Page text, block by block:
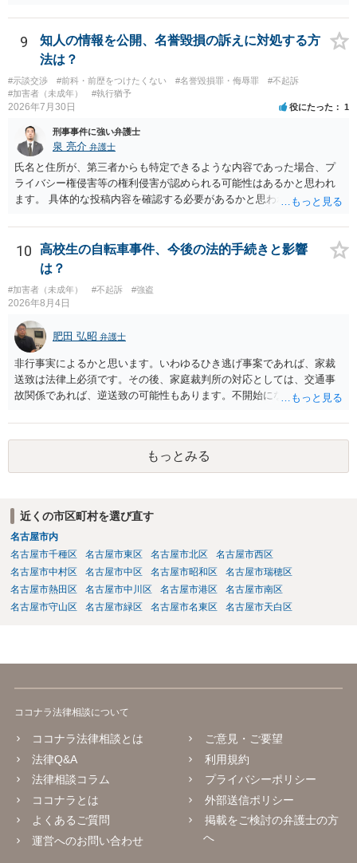
ば無罪であり、非行がないのですから、その先の調査はないかと思い
ます。ご参考にしてください。
9
知人の情報を公開、名誉毀損の訴えに対処する方
法は？
#示談交渉 #前科・前歴をつけたくない #名誉毀損罪・侮辱罪
#不起訴
#加害者（未成年）
#執行猶予
2026年7月30日 役にたった 1
刑事事件に強い弁護士
泉 亮介 弁護士
氏名と住所が、第三者からも特定できるような内容であった場合、プ
ライバシー権侵害等の権利侵害が認められる可能性はあるかと思われ
ます。 具体的な投稿内容を確認する必要があるかと思われますので、
でしょう。
10
高校生の自転車事件、今後の法的手続きと影響
は？
#加害者（未成年） #不起訴 #強盗
2026年8月4日
肥田 弘昭 弁護士
非行事実によるかと思います。いわゆるひき逃げ事案であれば、家裁
送致は法律上必須です。その後、家庭裁判所の対応としては、交通事
故関係であれば、逆送致の可能性もあります。不開始になるかどうか
もっとみる
近くの市区町村を選び直す
名古屋市内
名古屋市千種区
名古屋市東区 名古屋市北区
名古屋市西区
名古屋市中村区
名古屋市中区 名古屋市昭和区
名古屋市瑞穂区
名古屋市熱田区
名古屋市中川区 名古屋市港区
名古屋市南区
名古屋市守山区
名古屋市緑区 名古屋市名東区 名古屋市天白区
ココナラ法律相談について
ココナラ法律相談とは
法律Q&A
法律相談コラム
ココナラとは
よくあるご質問
運営へのお問い合わせ
ご意見・ご要望
利用規約
プライバシーポリシー
外部送信ポリシー
掲載をご検討の弁護士の方
へ